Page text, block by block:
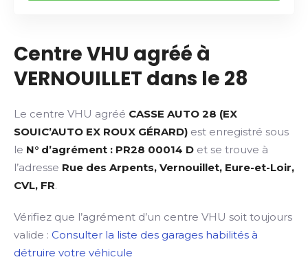
Centre VHU agréé à
VERNOUILLET dans le 28
Le centre VHU agréé CASSE AUTO 28 (EX
SOUIC’AUTO EX ROUX GÉRARD) est enregistré sous
le N° d’agrément : PR28 00014 D et se trouve à
l’adresse Rue des Arpents, Vernouillet, Eure-et-Loir,
CVL, FR.
Vérifiez que l’agrément d’un centre VHU soit toujours
valide : Consulter la liste des garages habilités à
détruire votre véhicule